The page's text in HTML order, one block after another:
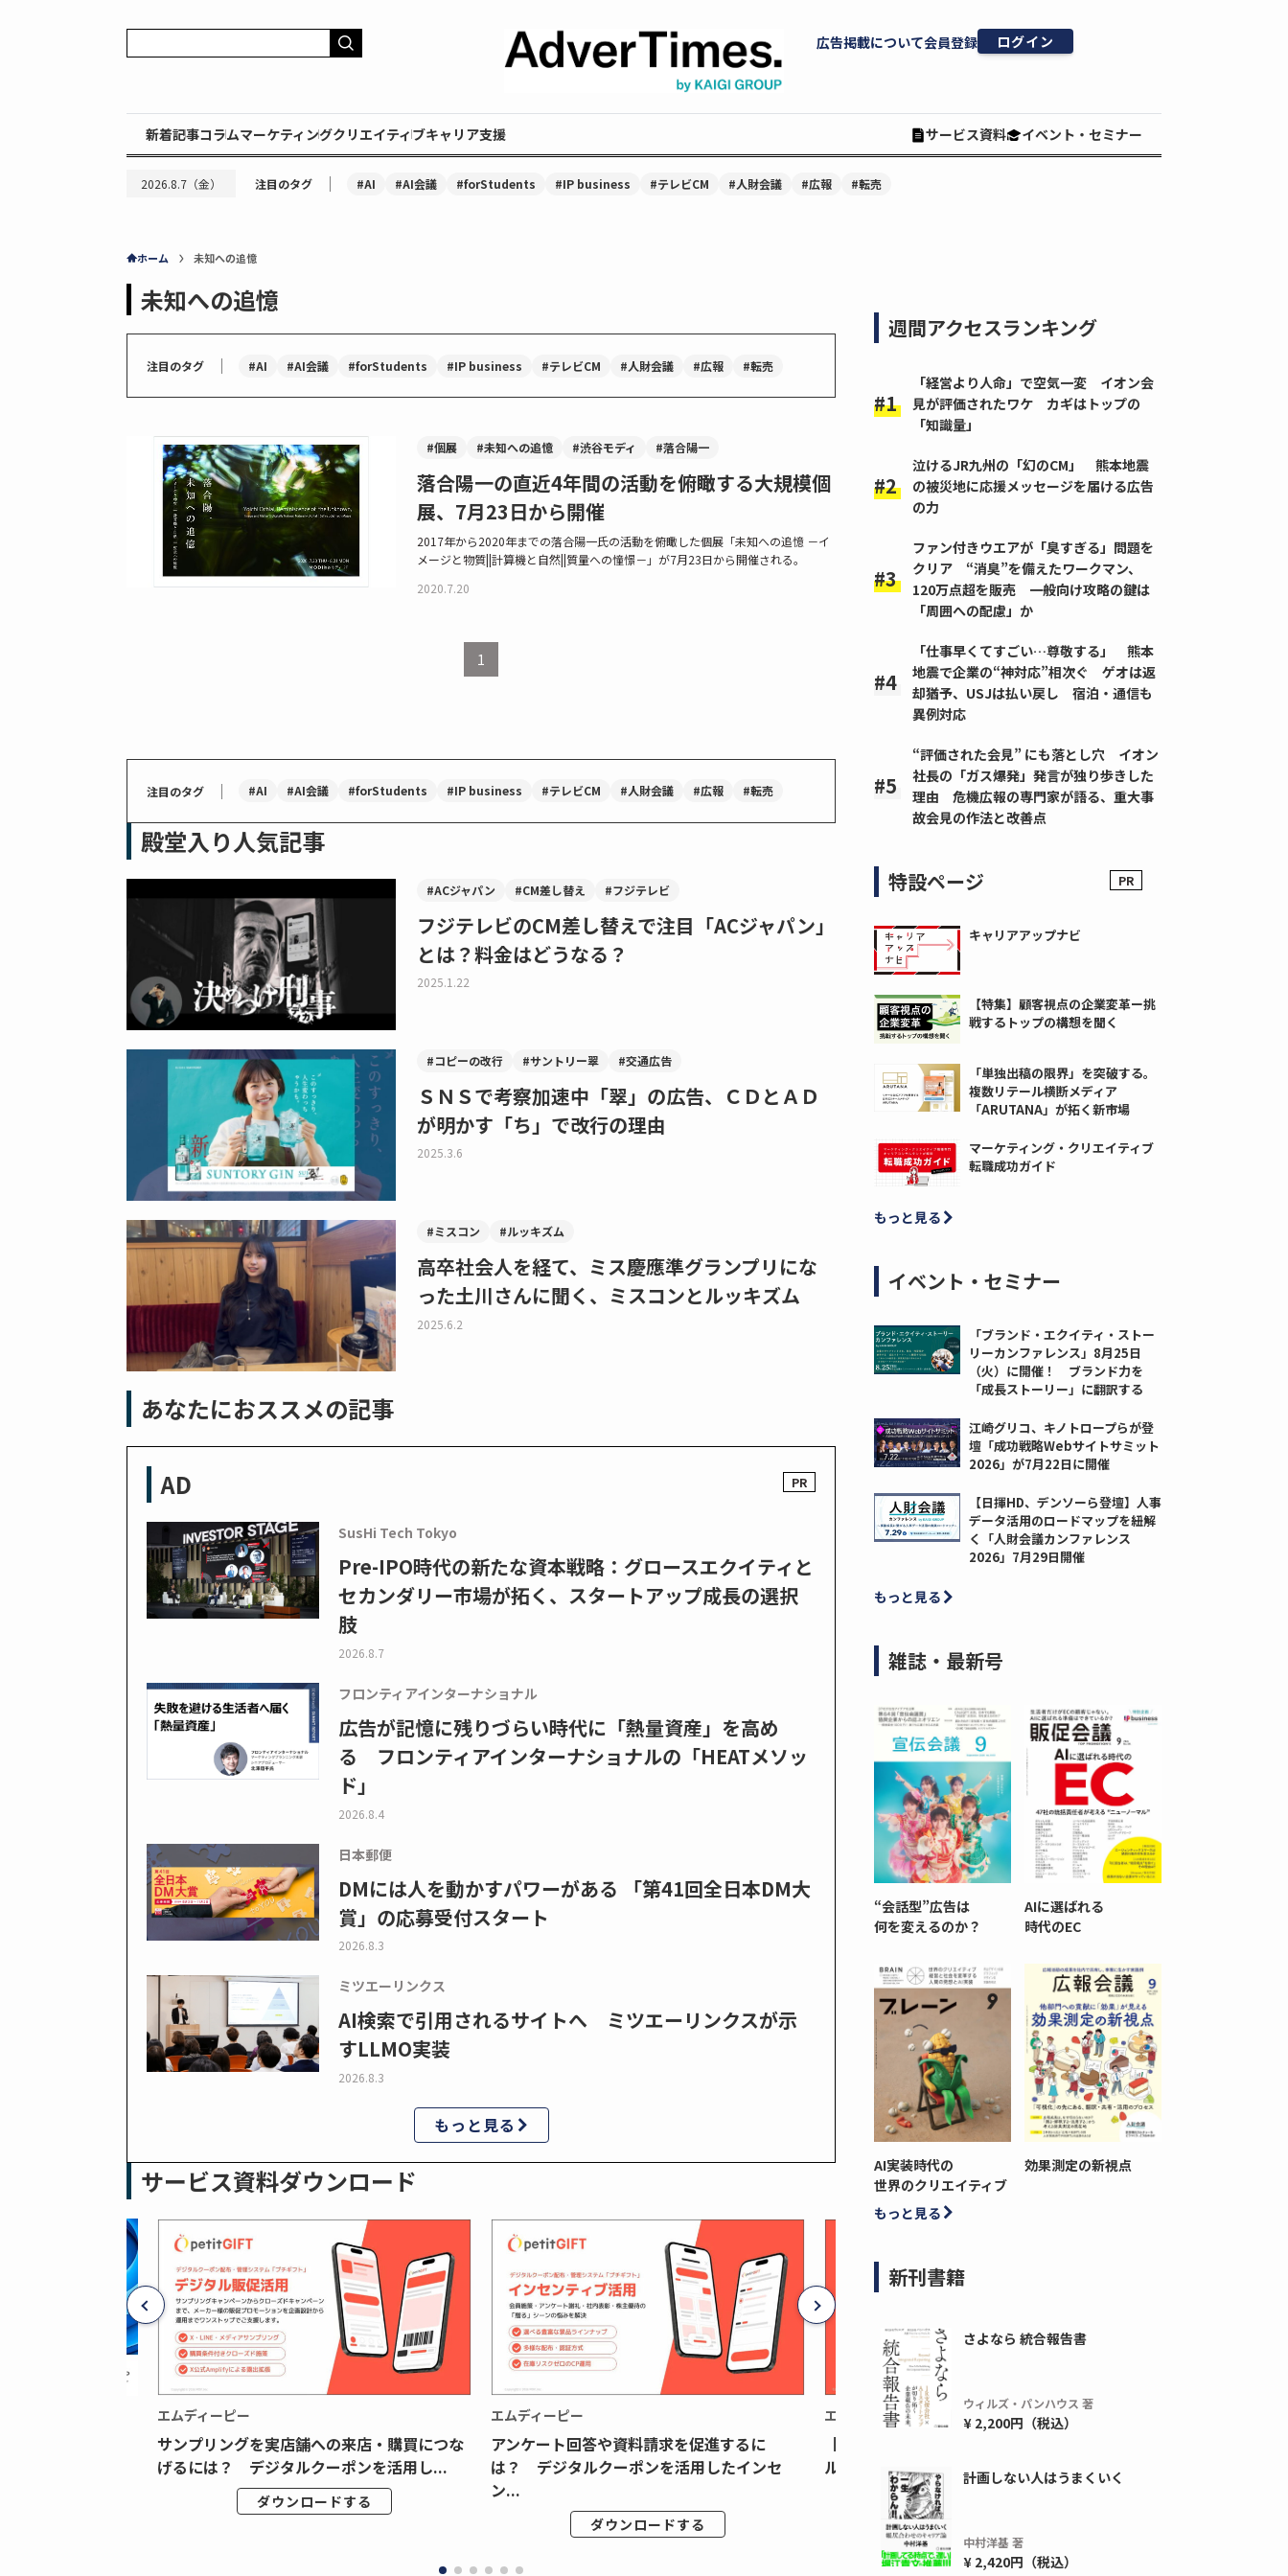
広告掲載について会員登録 ログイン
新着記事コラムマーケティングクリエイティブキャリア支援 サービス資料 イベント・セミナー
2026.8.7（金） 注目のタグ ｜ #AI #AI会議 #forStudents #IP business #テレビCM #人財会議 #広報 #転売
ホーム 未知への追憶
未知への追憶
注目のタグ ｜ #AI #AI会議 #forStudents #IP business #テレビCM #人財会議 #広報 #転売
#個展 #未知への追憶 #渋谷モディ #落合陽一
落合陽一の直近4年間の活動を俯瞰する大規模個
展、7月23日から開催
2017年から2020年までの落合陽一氏の活動を俯瞰した個展「未知への追憶 －イ
メージと物質||計算機と自然||質量への憧憬－」が7月23日から開催される。
2020.7.20
1
注目のタグ ｜ #AI #AI会議 #forStudents #IP business #テレビCM #人財会議 #広報 #転売
殿堂入り人気記事
#ACジャパン #CM差し替え #フジテレビ
フジテレビのCM差し替えで注目「ACジャパン」
とは？料金はどうなる？
2025.1.22
#コピーの改行 #サントリー翠 #交通広告
ＳＮＳで考察加速中「翠」の広告、ＣＤとＡＤ
が明かす「ち」で改行の理由
2025.3.6
#ミスコン #ルッキズム
高卒社会人を経て、ミス慶應準グランプリにな
った土川さんに聞く、ミスコンとルッキズム
2025.6.2
あなたにおススメの記事
AD
SusHi Tech Tokyo
Pre-IPO時代の新たな資本戦略：グロースエクイティと
セカンダリー市場が拓く、スタートアップ成長の選択
肢
2026.8.7
フロンティアインターナショナル
広告が記憶に残りづらい時代に「熱量資産」を高め
る フロンティアインターナショナルの「HEATメソッ
ド」
2026.8.4
日本郵便
DMには人を動かすパワーがある 「第41回全日本DM大
賞」の応募受付スタート
2026.8.3
ミツエーリンクス
AI検索で引用されるサイトへ ミツエーリンクスが示
すLLMO実装
2026.8.3
もっと見る
サービス資料ダウンロード
エムディーピー
サンプリングを実店舗への来店・購買につな
げるには？ デジタルクーポンを活用し...
ダウンロードする
エムディーピー
アンケート回答や資料請求を促進するに
は？ デジタルクーポンを活用したインセ
ン...
ダウンロードする
エムディーピー
【月間1,000万本以上の配布実績！】デジタ
ルクーポンを活用した販促キャンペーンを...
ダウンロードする
週間アクセスランキング
「経営より人命」で空気一変 イオン会
見が評価されたワケ カギはトップの
「知識量」
泣けるJR九州の「幻のCM」 熊本地震
の被災地に応援メッセージを届ける広告
の力
ファン付きウエアが「臭すぎる」問題を
クリア “消臭”を備えたワークマン、
120万点超を販売 一般向け攻略の鍵は
「周囲への配慮」か
「仕事早くてすごい…尊敬する」 熊本
地震で企業の“神対応”相次ぐ ゲオは返
却猶予、USJは払い戻し 宿泊・通信も
異例対応
“評価された会見” にも落とし穴 イオン
社長の「ガス爆発」発言が独り歩きした
理由 危機広報の専門家が語る、重大事
故会見の作法と改善点
特設ページ
キャリアアップナビ
【特集】顧客視点の企業変革ー挑
戦するトップの構想を聞く
「単独出稿の限界」を突破する。
複数リテール横断メディア
「ARUTANA」が拓く新市場
マーケティング・クリエイティブ
転職成功ガイド
もっと見る
イベント・セミナー
「ブランド・エクイティ・ストー
リーカンファレンス」8月25日
（火）に開催！ ブランド力を
「成長ストーリー」に翻訳する
江崎グリコ、キノトロープらが登
壇「成功戦略Webサイトサミット
2026」が7月22日に開催
【日揮HD、デンソーら登壇】人事
データ活用のロードマップを紐解
く「人財会議カンファレンス
2026」7月29日開催
もっと見る
雑誌・最新号
“会話型”広告は
何を変えるのか？
AIに選ばれる
時代のEC
AI実装時代の
世界のクリエイティブ
効果測定の新視点
もっと見る
新刊書籍
さよなら 統合報告書
ウィルズ・パンハウス 著
¥ 2,200円（税込）
計画しない人はうまくいく
中村洋基 著
¥ 2,420円（税込）